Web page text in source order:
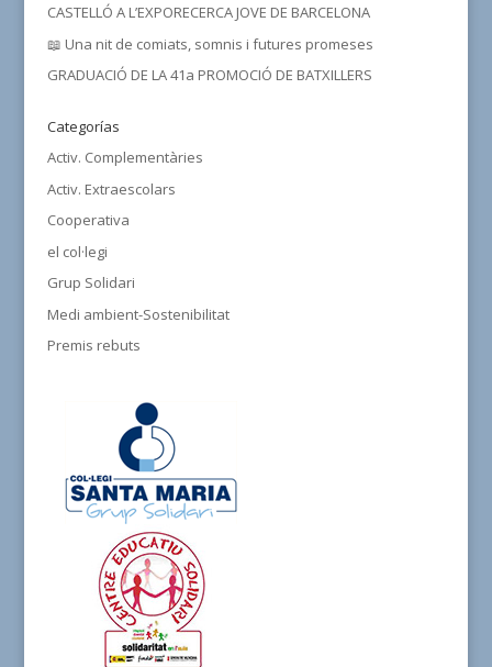
CASTELLÓ A L’EXPORECERCA JOVE DE BARCELONA
📖 Una nit de comiats, somnis i futures promeses
GRADUACIÓ DE LA 41a PROMOCIÓ DE BATXILLERS
Categorías
Activ. Complementàries
Activ. Extraescolars
Cooperativa
el col·legi
Grup Solidari
Medi ambient-Sostenibilitat
Premis rebuts